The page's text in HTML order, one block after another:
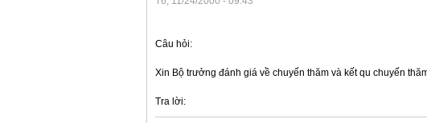
Câu hỏi:
Xin Bộ trưởng đánh giá về chuyến thăm và kết qu chuyến
Tra lời: